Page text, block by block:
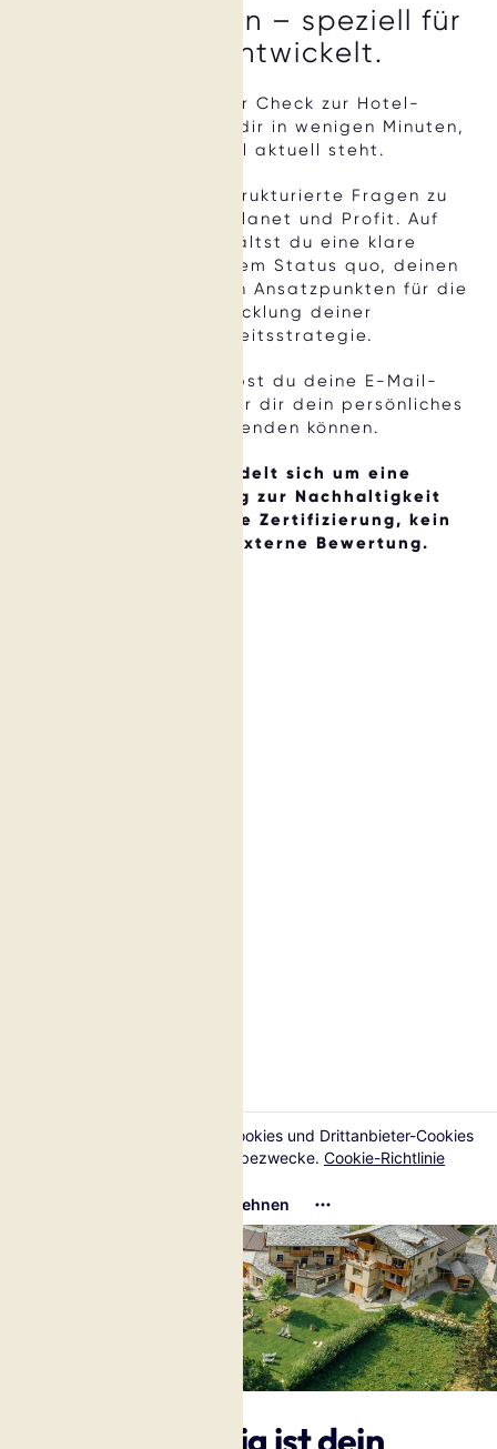
17 kurze Fragen – speziell für
Hotels entwickelt.
Unser kostenloser Check zur Hotel-
Nachhaltigkeit zeigt dir in wenigen Minuten,
wo dein Hotel aktuell steht.
Du beantwortest strukturierte Fragen zu
People, Planet und Profit. Auf
dieser Basis erhältst du eine klare
Auswertung mit deinem Status quo, deinen
Stärken und konkreten Ansatzpunkten für die
Weiterentwicklung deiner
Nachhaltigkeitsstrategie.
Nach Abschluss gibst du deine E-Mail-
Adresse ein, damit wir dir dein persönliches
Ergebnis zusenden können.
Wichtig: Es handelt sich um eine
Selbsteinschätzung zur Nachhaltigkeit
deines Hotel – keine Zertifizierung, kein
Audit und keine externe Bewertung.